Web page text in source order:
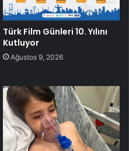
Türk Film Günleri 10. Yılını
Kutluyor
Ağustos 9, 2026